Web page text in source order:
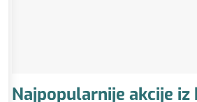
Najpopularnije akcije iz